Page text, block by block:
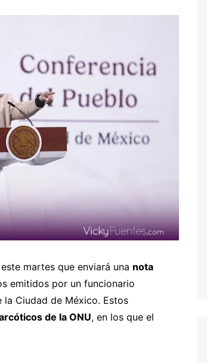
martes que enviará una nota
emitidos por un funcionario
la Ciudad de México. Estos
de la ONU, en los que el